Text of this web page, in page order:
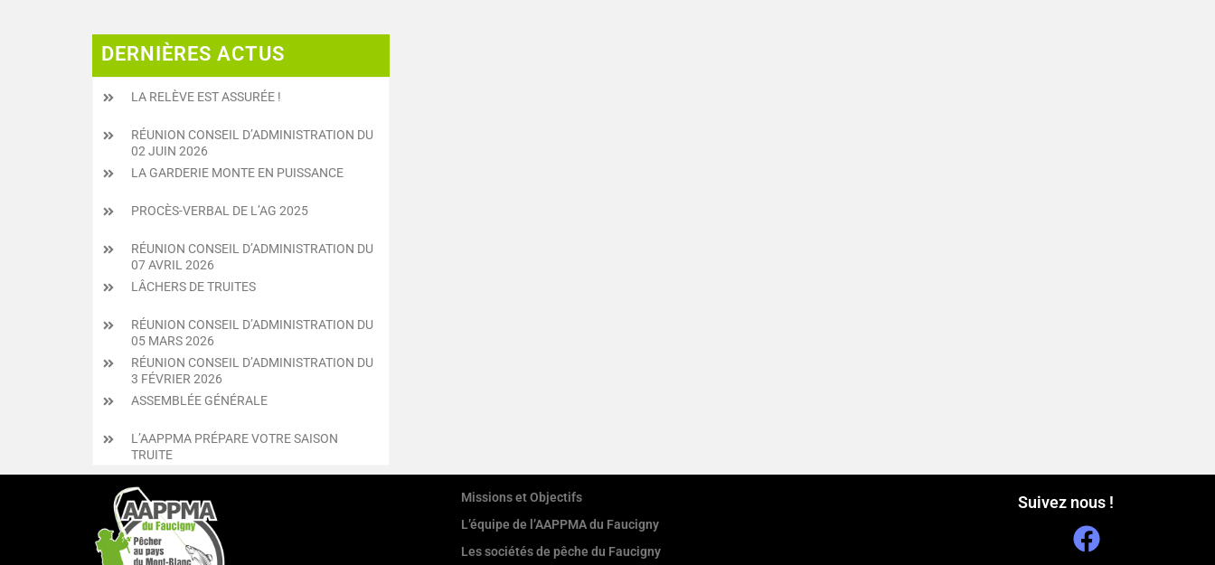
DERNIÈRES ACTUS
LA RELÈVE EST ASSURÉE !
RÉUNION CONSEIL D’ADMINISTRATION DU
02 JUIN 2026
LA GARDERIE MONTE EN PUISSANCE
PROCÈS-VERBAL DE L’AG 2025
RÉUNION CONSEIL D’ADMINISTRATION DU
07 AVRIL 2026
LÂCHERS DE TRUITES
RÉUNION CONSEIL D’ADMINISTRATION DU
05 MARS 2026
RÉUNION CONSEIL D’ADMINISTRATION DU
3 FÉVRIER 2026
ASSEMBLÉE GÉNÉRALE
L’AAPPMA PRÉPARE VOTRE SAISON
TRUITE
Missions et Objectifs
L’équipe de l’AAPPMA du Faucigny
Les sociétés de pêche du Faucigny
Suivez nous !
F
a